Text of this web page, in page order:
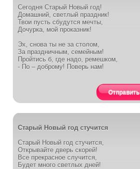
Сегодня Старый Новый год!
Домашний, светлый праздник!
Твои пусть сбудутся мечты,
Дочурка, мой проказник!
Эх, снова ты не за столом,
За праздничным, семейным!
Пройтись б, где надо, ремешком,
- По – доброму! Поверь нам!
Отправить
Старый Новый год стучится
Старый Новый год стучится,
Открывайте дверь скорей!
Все прекрасное случится,
Будет много светлых дней!